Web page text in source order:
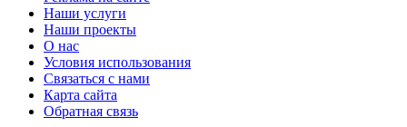
Наши услуги
Наши проекты
О нас
Условия использования
Связаться с нами
Карта сайта
Обратная связь